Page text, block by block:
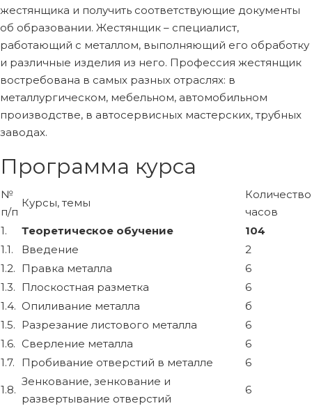
жестянщика и получить соответствующие документы
об образовании. Жестянщик – специалист,
работающий с металлом, выполняющий его обработку
и различные изделия из него. Профессия жестянщик
востребована в самых разных отраслях: в
металлургическом, мебельном, автомобильном
производстве, в автосервисных мастерских, трубных
заводах.
Программа курса
№
п/п
Курсы, темы
Количество
часов
1.
Теоретическое обучение
104
1.1.
Введение
2
1.2. Правка металла
6
1.3. Плоскостная разметка
6
1.4. Опиливание металла
б
1.5. Разрезание листового металла
6
1.6. Сверление металла
6
1.7.
Пробивание отверстий в металле 6
1.8.
Зенкование, зенкование и
развертывание отверстий
6